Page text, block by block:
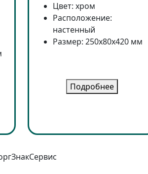
Цвет: хром
Расположение:
настенный
Размер: 250x80x420 мм
Подробнее